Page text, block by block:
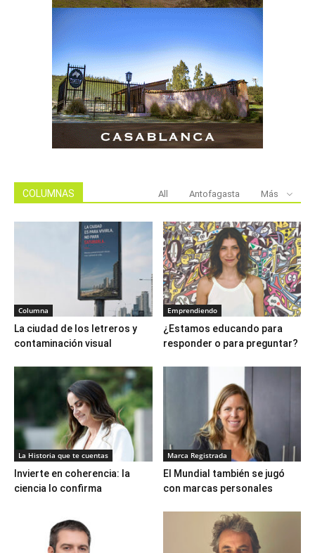
COLUMNAS All Antofagasta Más
Columna
La ciudad de los letreros y
contaminación visual
Emprendiendo
¿Estamos educando para
responder o para preguntar?
La Historia que te cuentas
Invierte en coherencia: la
ciencia lo confirma
Marca Registrada
El Mundial también se jugó
con marcas personales